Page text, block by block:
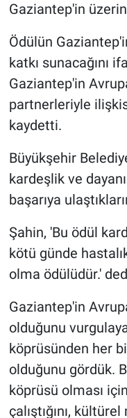
Gaziantep'in
Ödülün
katkı sunacağını
Gaziantep'in
partnerleriyle
kaydetti.
Büyükşehir
kardeşlik ve
başarıya
Şahin, 'Bu ödül
kötü günde
olma ödülüdür.'
Gaziantep'in
olduğunu
köprüsünden her
olduğunu gördük.
köprüsü olması
çalıştığını,